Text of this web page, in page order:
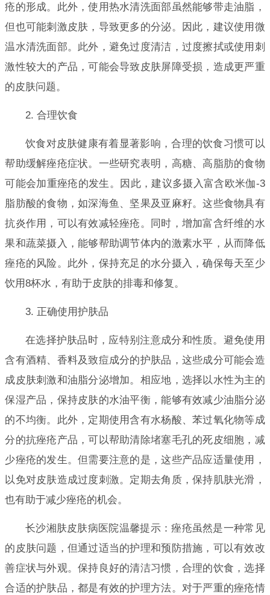
疮的形成。此外，使用热水清洗面部虽然能够带走油脂，
但也可能刺激皮肤，导致更多的分泌。因此，建议使用微
温水清洗面部。此外，避免过度清洁，过度擦拭或使用刺
激性较大的产品，可能会导致皮肤屏障受损，造成更严重
的皮肤问题。
2. 合理饮食
饮食对皮肤健康有着显著影响，合理的饮食习惯可以
帮助缓解痤疮症状。一些研究表明，高糖、高脂肪的食物
可能会加重痤疮的发生。因此，建议多摄入富含欧米伽-3
脂肪酸的食物，如深海鱼、坚果及亚麻籽。这些食物具有
抗炎作用，可以有效减轻痤疮。同时，增加富含纤维的水
果和蔬菜摄入，能够帮助调节体内的激素水平，从而降低
痤疮的风险。此外，保持充足的水分摄入，确保每天至少
饮用8杯水，有助于皮肤的排毒和修复。
3. 正确使用护肤品
在选择护肤品时，应特别注意成分和性质。避免使用
含有酒精、香料及致痘成分的护肤品，这些成分可能会造
成皮肤刺激和油脂分泌增加。相应地，选择以水性为主的
保湿产品，保持皮肤的水油平衡，能够有效减少油脂分泌
的不均衡。此外，定期使用含有水杨酸、苯过氧化物等成
分的抗痤疮产品，可以帮助清除堵塞毛孔的死皮细胞，减
少痤疮的发生。但需要注意的是，这些产品应适量使用，
以免对皮肤造成过度刺激。定期去角质，保持肌肤光滑，
也有助于减少痤疮的机会。
长沙湘肤皮肤病医院温馨提示：痤疮虽然是一种常见
的皮肤问题，但通过适当的护理和预防措施，可以有效改
善症状与外观。保持良好的清洁习惯，合理的饮食，选择
合适的护肤品，都是有效的护理方法。对于严重的痤疮情